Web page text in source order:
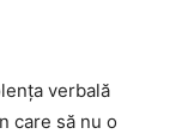
verbală
care să nu o